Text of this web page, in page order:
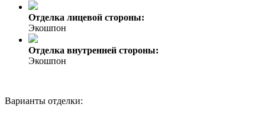
Отделка лицевой стороны:
Экошпон
Отделка внутренней стороны:
Экошпон
Варианты отделки: